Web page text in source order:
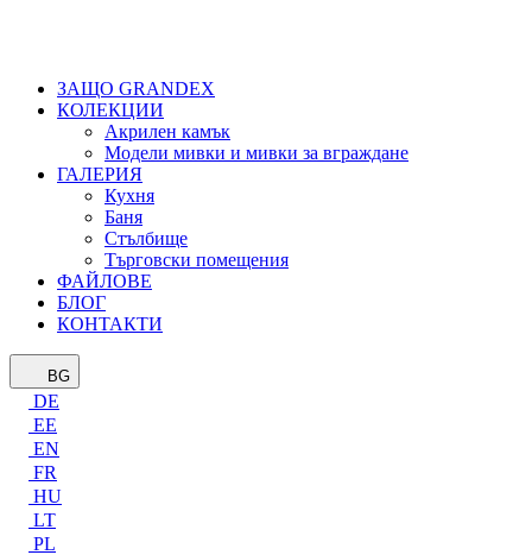
ЗАЩО GRANDEX
КОЛЕКЦИИ
Акрилен камък
Модели мивки и мивки за вграждане
ГАЛЕРИЯ
Кухня
Баня
Стълбище
Търговски помещения
ФАЙЛОВЕ
БЛОГ
КОНТАКТИ
BG
DE
EE
EN
FR
HU
LT
PL